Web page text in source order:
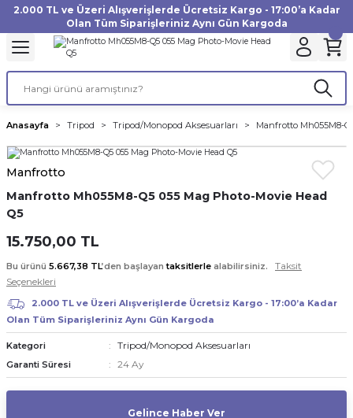
2.000 TL ve Üzeri Alışverişlerde Ücretsiz Kargo - 17:00’a Kadar
Olan Tüm Siparişleriniz Aynı Gün Kargoda
Geri Dön
Makinesi
Geri Dön
Geri Dön
Geri Dön
Geri Dön
Geri Dön
Geri Dön
Geri Dön
Geri Dön
Geri Dön
Geri Dön
Geri Dön
Anasayfa Tripod Tripod/Monopod Aksesuarları Manfrotto Mh055M8-
Manfrotto
Manfrotto Mh055M8-Q5 055 Mag Photo-Movie Head
Q5
15.750,00 TL
Bu ürünü 5.667,38 TL’den başlayantaksitlerle alabilirsiniz.
Taksit
Seçenekleri
2.000 TL ve Üzeri Alışverişlerde Ücretsiz Kargo - 17:00’a Kadar
Olan Tüm Siparişleriniz Aynı Gün Kargoda
Kategori Tripod/Monopod Aksesuarları
Garanti Süresi 24 Ay
Gelince Haber Ver